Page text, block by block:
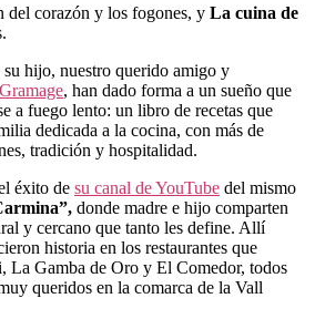
del corazón y los fogones, y La cuina de
hijo, nuestro querido amigo y
, han dado forma a un sueño que
a fuego lento: un libro de recetas que
dedicada a la cocina, con más de
tradición y hospitalidad.
éxito de su canal de YouTube del mismo
donde madre e hijo comparten
y cercano que tanto les define. Allí
historia en los restaurantes que
Gamba de Oro y El Comedor, todos
queridos en la comarca de la Vall